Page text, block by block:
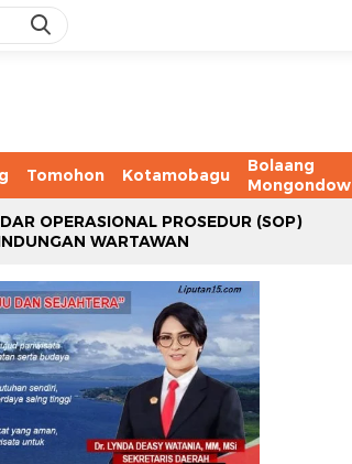
Tomohon Kotamobagu
Bolaang
Mongondow
OPERASIONAL PROSEDUR (SOP)
WARTAWAN